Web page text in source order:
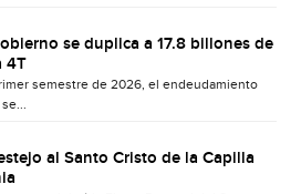
se duplica a 17.8 billones de
4T
semestre de 2026, el endeudamiento
al Santo Cristo de la Capilla